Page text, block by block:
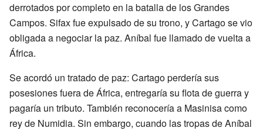
derrotados por completo en la batalla de los Grandes
Campos. Sifax fue expulsado de su trono, y Cartago se vio
obligada a negociar la paz. Aníbal fue llamado de vuelta a
África.
Se acordó un tratado de paz: Cartago perdería sus
posesiones fuera de África, entregaría su flota de guerra y
pagaría un tributo. También reconocería a Masinisa como
rey de Numidia. Sin embargo, cuando las tropas de Aníbal